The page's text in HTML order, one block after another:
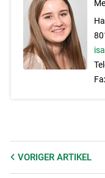
VORIGER ARTIKEL